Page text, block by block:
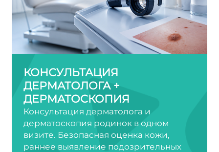
КОНСУЛЬТАЦИЯ
ДЕРМАТОЛОГА +
ДЕРМАТОСКОПИЯ
Консультация дерматолога и
дерматоскопия родинок в одном
визите. Безопасная оценка кожи,
раннее выявление подозрительных